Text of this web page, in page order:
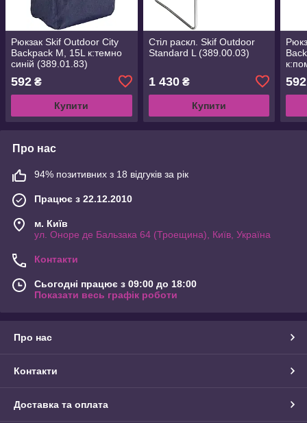
Рюкзак Skif Outdoor City
Backpack M, 15L к:темно
синій (389.01.83)
592 ₴
Купити
Стіл раскл. Skif Outdoor
Standard L (389.00.03)
1 430₴
Купити
592
Про нас
94% позитивних з 18 відгуків за рік
Працює з 22.12.2010
м. Київ
ул. Оноре де Бальзака 64 (Троещина), Київ, Україна
Контакти
Сьогодні працює з 09:00 до 18:00
Показати весь графік роботи
Про нас
Контакти
Доставка та оплата